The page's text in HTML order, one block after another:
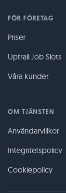
FÖR FÖRETAG
Priser
Uptrail Job Slots
Våra kunder
OM TJÄNSTEN
Användarvillkor
Integritetspolicy
Cookiepolicy